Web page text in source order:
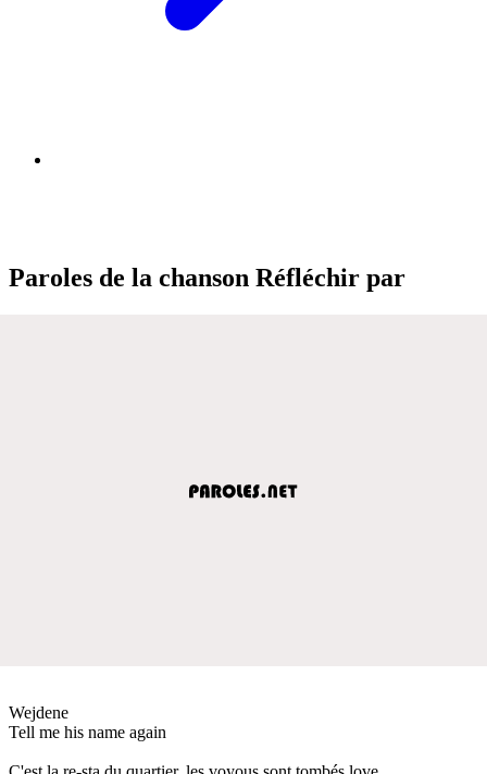
Paroles de la chanson Réfléchir par
Wejdene
Tell me his name again